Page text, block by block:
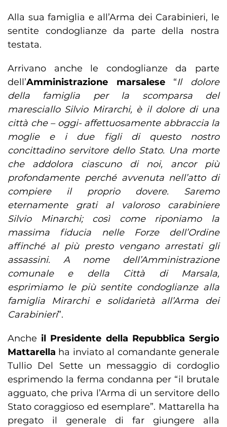
Alla sua famiglia e all’Arma dei Carabinieri, le
sentite condoglianze da parte della nostra
testata.
Arrivano anche le condoglianze da parte
dell’Amministrazione marsalese“Il dolore
della famiglia per la scomparsa del
maresciallo Silvio Mirarchi, è il dolore di una
città che – oggi- affettuosamente abbraccia la
moglie e i due figli di questo nostro
concittadino servitore dello Stato. Una morte
che addolora ciascuno di noi, ancor più
profondamente perché avvenuta nell’atto di
compiere il proprio dovere. Saremo
eternamente grati al valoroso carabiniere
Silvio Minarchi; così come riponiamo la
massima fiducia nelle Forze dell’Ordine
affinché al più presto vengano arrestati gli
assassini. A nome dell’Amministrazione
comunale e della Città di Marsala,
esprimiamo le più sentite condoglianze alla
famiglia Mirarchi e solidarietà all’Arma dei
Carabinieri”.
Anche il Presidente della Repubblica Sergio
Mattarella ha inviato al comandante generale
Tullio Del Sette un messaggio di cordoglio
esprimendo la ferma condanna per “il brutale
agguato, che priva l’Arma di un servitore dello
Stato coraggioso ed esemplare”. Mattarella ha
pregato il generale di far giungere alla